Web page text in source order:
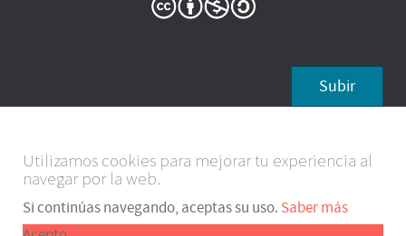
Subir
Utilizamos cookies para mejorar tu experiencia al
navegar por la web.
Si continúas navegando, aceptas su uso. Saber más